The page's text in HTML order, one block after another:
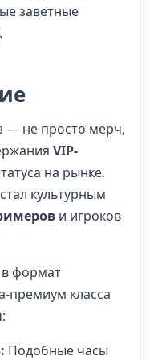
заветные
— не просто мерч,
VIP-
на рынке.
культурным
и игроков
формат
премиум класса
Подобные часы